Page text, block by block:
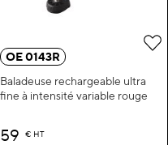
à ma liste d’envie
OE 0143R
Baladeuse rechargeable ultra
fine à intensité variable rouge
59 € HT